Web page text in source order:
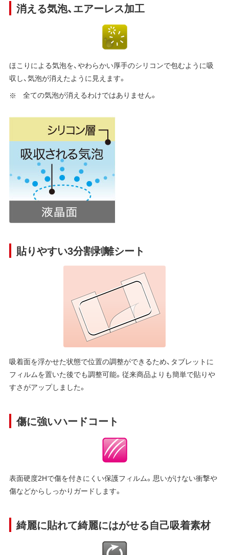
消える気泡、エアーレス加工
ほこりによる気泡を、やわらかい厚手のシリコンで包むように吸
収し、気泡が消えたように見えます。
全ての気泡が消えるわけではありません。
貼りやすい3分割剥離シート
吸着面を浮かせた状態で位置の調整ができるため、タブレットに
フィルムを置いた後でも調整可能。従来商品よりも簡単で貼りや
すさがアップしました。
傷に強いハードコート
表面硬度2Hで傷を付きにくい保護フィルム。思いがけない衝撃や
傷などからしっかりガードします。
綺麗に貼れて綺麗にはがせる自己吸着素材